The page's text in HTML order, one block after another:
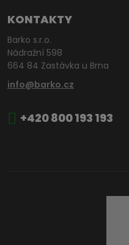
KONTAKTY
Barko s.r.o.
Nádražní 598
664 84 Zastávka u Brna
info@barko.cz
+420 800 193 193